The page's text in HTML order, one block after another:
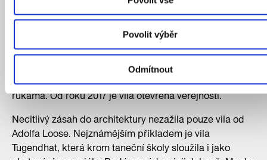
Povolit výběr
Odmítnout
V roce 1997 dětský smích na pozemku vily Winternitz
utichá. Po školce ve vile zůstávají vrstvy linolea na
podlaze, necitlivé stavební úpravy a zničené obložení.
V roce 2002 se rodině povedlo vilu zrekonstruovat do
původní podoby. Postupovali podle starých dopisů od
Adolfa Loose a většinu vily obnovila rodina vlastníma
rukama. Od roku 2017 je vila otevřena veřejnosti.
Necitlivý zásah do architektury nezažila pouze vila od
Adolfa Loose. Nejznámějším příkladem je vila
Tugendhat, která krom taneční školy sloužila i jako